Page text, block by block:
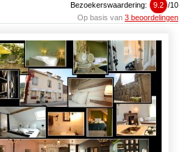
Bezoekerswaardering: 9.2 /10
Op basis van 3 beoordelingen